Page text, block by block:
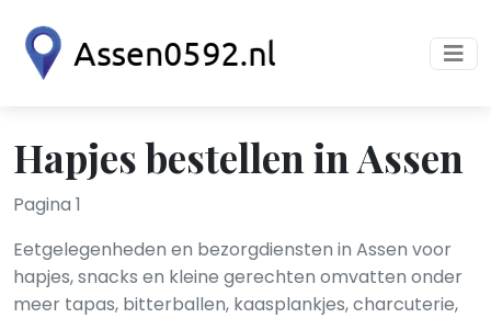
Hapjes bestellen in Assen
Pagina 1
Eetgelegenheden en bezorgdiensten in Assen voor
hapjes, snacks en kleine gerechten omvatten onder
meer tapas, bitterballen, kaasplankjes, charcuterie,